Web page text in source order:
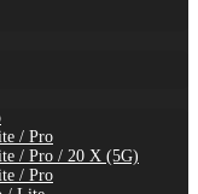
/ Pro
/ Pro / 20 X (5G)
/ Pro